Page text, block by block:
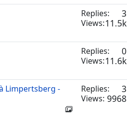
Replies: 3
Views:11.5k
Replies: 0
Views:11.6k
Limpertsberg -
Replies: 3
Views: 9968